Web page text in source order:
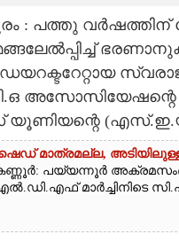
: പത്തു വർഷത്തിന്
ഡയറക്ടറേറ്റായ
അസോസിയേഷന്റെ
(എസ്.ഇ.യു)
മാത്രമല്ല,
പയ്യന്നൂർ
മാർച്ചിനിടെ